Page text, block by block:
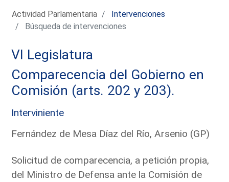
Actividad Parlamentaria
Intervenciones
Búsqueda de intervenciones
VI Legislatura
Comparecencia del Gobierno en
Comisión (arts. 202 y 203).
Interviniente
Fernández de Mesa Díaz del Río, Arsenio (GP)
Solicitud de comparecencia, a petición propia,
del Ministro de Defensa ante la Comisión de